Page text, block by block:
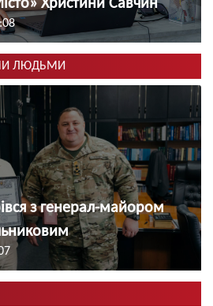
Христини Савчин
ЛЮДЬМИ
з генерал-майором